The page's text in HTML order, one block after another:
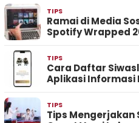
TIPS
Ramai di Media
Spotify Wrapped
TIPS
Cara Daftar
Aplikasi Informasi
TIPS
Tips Mengerjakan